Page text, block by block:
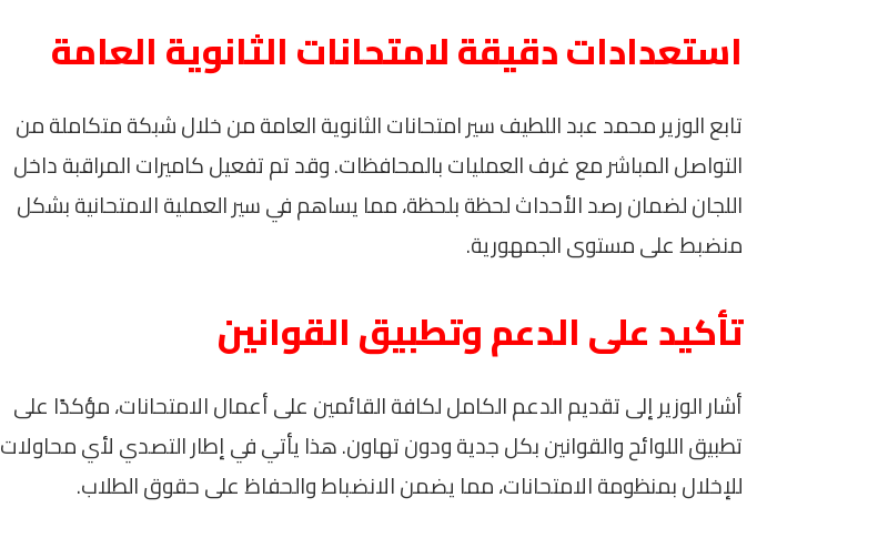
استعدادات دقيقة لامتحانات الثانوية العامة
تابع الوزير محمد عبد اللطيف سير امتحانات الثانوية العامة من خلال شبكة متكاملة من
التواصل المباشر مع غرف العمليات بالمحافظات. وقد تم تفعيل كاميرات المراقبة داخل
اللجان لضمان رصد الأحداث لحظة بلحظة، مما يساهم في سير العملية الامتحانية بشكل
منضبط على مستوى الجمهورية.
تأكيد على الدعم وتطبيق القوانين
أشار الوزير إلى تقديم الدعم الكامل لكافة القائمين على أعمال الامتحانات، مؤكدًا على
تطبيق اللوائح والقوانين بكل جدية ودون تهاون. هذا يأتي في إطار التصدي لأي محاولات
للإخلال بمنظومة الامتحانات، مما يضمن الانضباط والحفاظ على حقوق الطلاب.